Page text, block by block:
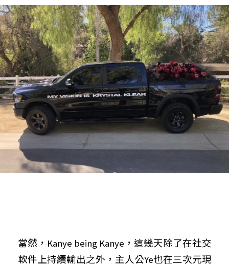
當然，Kanye being Kanye，這幾天除了在社交
軟件上持續輸出之外，主人公Ye也在三次元現